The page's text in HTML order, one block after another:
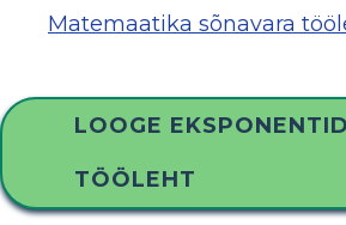
Matemaatika sõnavara
LOOGE
TÖÖLEHT